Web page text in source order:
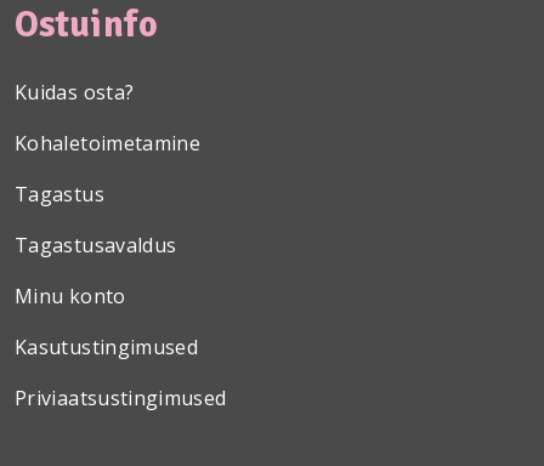
Ostuinfo
Kuidas osta?
Kohaletoimetamine
Tagastus
Tagastusavaldus
Minu konto
Kasutustingimused
Priviaatsustingimused